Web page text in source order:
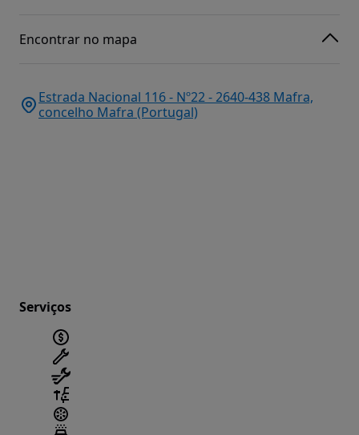
Encontrar no mapa
Estrada Nacional 116 - Nº22 - 2640-438 Mafra,
concelho Mafra (Portugal)
Serviços